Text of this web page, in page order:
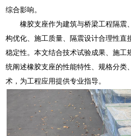
综合影响。
橡胶支座作为建筑与桥梁工程隔震
构优化、施工质量、隔震设计合理性直
稳定性。本文结合技术试验成果、施工
统阐述橡胶支座的性能特性、规格分类
术，为工程应用提供专业指导。